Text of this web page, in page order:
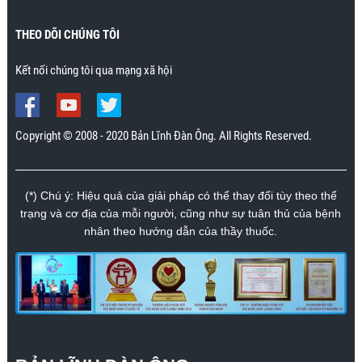
THEO DÕI CHÚNG TÔI
Kết nối chúng tôi qua mạng xã hội
Copyright © 2008 - 2020 Bản Lĩnh Đàn Ông. All Rights Reserved.
(*) Chú ý: Hiệu quả của giải pháp có thể thay đổi tùy theo thể
trạng và cơ địa của mỗi người, cũng như sự tuân thủ của bệnh
nhân theo hướng dẫn của thầy thuốc.